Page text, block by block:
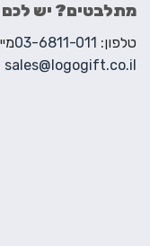
מתלבטים? יש
טלפון: 03-6811-011
sales@logogift.co.il